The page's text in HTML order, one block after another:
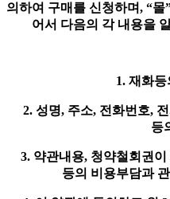
의하여 구매를 신청하며, “
어서 다음의 각 내용을
1. 재화등
2. 성명, 주소, 전화번호,
등
3. 약관내용, 청약철회권이
등의 비용부담과